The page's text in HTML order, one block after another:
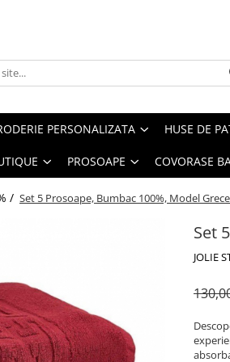
PERSONALIZATA HUSE DE
PROSOAPE COVORASE
/ Set 5 Prosoape, Bumbac 100%, Model
Set
JOLIE